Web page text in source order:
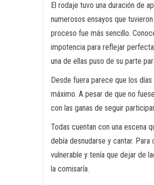
El rodaje tuvo una duración de
numerosos ensayos que
proceso fue más sencillo.
impotencia para reflejar
una de ellas puso de su parte
Desde fuera parece que los
máximo. A pesar de que no
con las ganas de seguir
Todas cuentan con una escena
debía desnudarse y cantar.
vulnerable y tenía que dejar de
la comisaría.